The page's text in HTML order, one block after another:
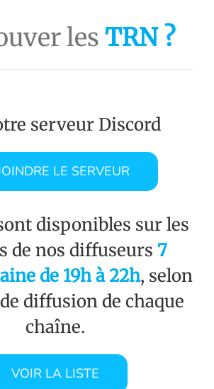
les TRN ?
serveur Discord
LE SERVEUR
disponibles sur les
de nos diffuseurs 7
de 19h à 22h, selon
diffusion de chaque
chaîne.
VOIR LA LISTE